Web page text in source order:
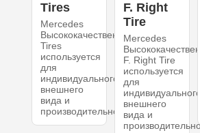
Tires
Mercedes
Высококачественный
Tires
используется
для
индивидуального
внешнего
вида и
производительности.
F. Right
Tire
Mercedes
F. Right Tire
используется
для
индивидуального
внешнего
вида и